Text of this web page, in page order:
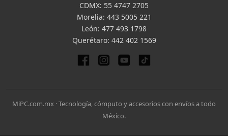
CDMX: 55 4747 2705
Morelia: 443 5005 221
León: 477 493 1798
Querétaro: 442 402 1569
MiPC.com.mx · Tecnología, cómputo y accesorios con envíos a todo
México.